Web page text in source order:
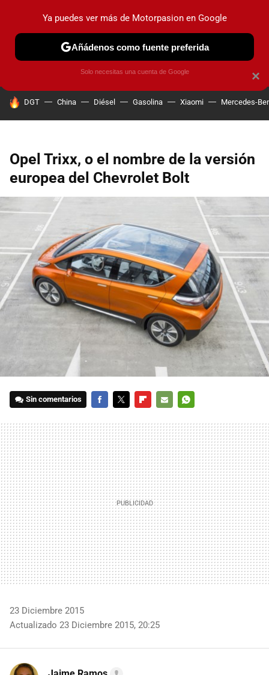
PRUEBAS COCHES ELÉCTRICOS OBSERVATORIO
HOY SE HABLA DE
DGT China Diésel Gasolina Xiaomi Mercedes-
Opel Trixx, o el nombre de la versión
europea del Chevrolet Bolt
Sin comentarios
MAIL
23 Diciembre 2015
Actualizado 23 Diciembre 2015, 20:25
×
Ya puedes ver más de Motorpasion en Google
Añádenos como fuente preferida
Solo necesitas una cuenta de Google